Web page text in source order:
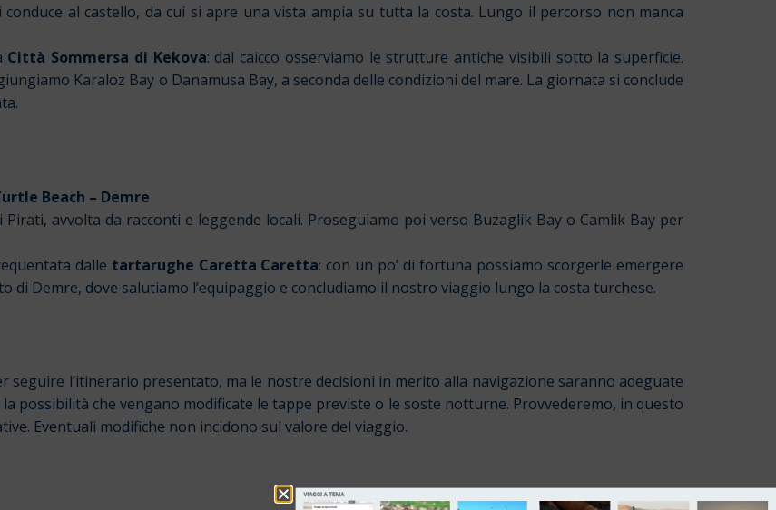
al castello, da cui si apre una vista ampia su tutta la costa. Lungo il percorso non manca
Città Sommersa di Kekova: dal caicco osserviamo le strutture antiche visibili sotto la superficie.
Karaloz Bay o Danamusa Bay, a seconda delle condizioni del mare. La giornata si conclude
Beach – Demre
avvolta da racconti e leggende locali. Proseguiamo poi verso Buzaglik Bay o Camlik Bay per
dalle tartarughe Caretta Caretta: con un po’ di fortuna possiamo scorgerle emergere
Demre, dove salutiamo l’equipaggio e concludiamo il nostro viaggio lungo la costa turchese.
seguire l’itinerario presentato, ma le nostre decisioni in merito alla navigazione saranno adeguate
possibilità che vengano modificate le tappe previste o le soste notturne. Provvederemo, in questo
Eventuali modifiche non incidono sul valore del viaggio.